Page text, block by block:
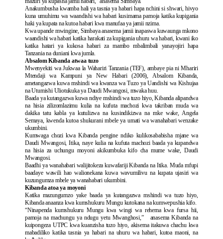
Anakumbusha kwamba hali ya tasnia ya habari hapa nchini si shwari, hivyo
kuna umuhimu wa waandishi wa habari kusimama pamoja katika kupigania
haki ya kupata na kutoa habari kwa manufaa ya jamii nzima.
Kwa upande mwingine, Simbaya anasema jamii inapaswa kuwaunga mkono
waandishi wa habari katika harakati za kupigania uhuru wa habari, kwani iko
katika hatari ya kukosa habari za mambo mbalimbali yanayojiri hapa
Tanzania na duniani kwa jumla.
Absalom Kibanda atwaa tuzo
Mwenyekiti wa Jukwaa la Wahariri Tanzania (TEF), ambaye pia ni Mhariri
Mtendaji wa Kampuni ya New Habari (2006), Absalom Kibanda,
ametangazwa kuwa mshindi wa kwanza wa Tuzo ya Uandishi wa Kishujaa
na Utumishi Uliotukuka ya Daudi Mwangosi, mwaka huu.
Baada ya kutangazwa kuwa ndiye mshindi wa tuzo hiyo, Kibanda alipandwa
na hisia zilizomlazimu kulia na kufuta machozi kwa takriban muda wa
dakika tatu kabla ya kutulizwa na kusindikizwa na mke wake, Angela
Semaya, kwenda kutoa shukurani mbele ya umati wa wanahabari wenzake
ukumbini.
Kumwaga chozi kwa Kibanda pengine ndiko kulikosababisha mjane wa
Daudi Mwangosi, Itika, naye kulia na kufuta machozi baada ya kupandwa
na hisia za uchungu moyoni akikumbuka kifo cha mume wake, Daudi
Mwangosi.
Baadhi ya wanahabari walijitokeza kuwafariji Kibanda na Itika. Muda mfupi
baadaye wawili hao walionekana kuwa wavumilivu na kupata ujasiri wa
kuzungumza mbele ya wanahabari ukumbini.
Kibanda atoa ya moyoni
Katika mazungumzo yake baada ya kutangazwa mshindi wa tuzo hiyo,
Kibanda anaanza kwa kumshukuru Mungu kutokana na kumwepushia kifo.
“Ninapenda kumshukuru Mungu kwa wingi wa rehema kwa fursa hii,
pamoja na machungu ya ndugu yetu Mwanghosi,” anasema Kibanda na
kuipongeza UTPC kwa kuanzisha tuzo hiyo, akisema itakuwa chachu kwa
mabadiliko katika tasnia ya habari na uhuru wa habari, kutoa maoni, na